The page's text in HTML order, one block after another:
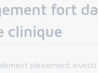
fort
clinique
pleinement investi